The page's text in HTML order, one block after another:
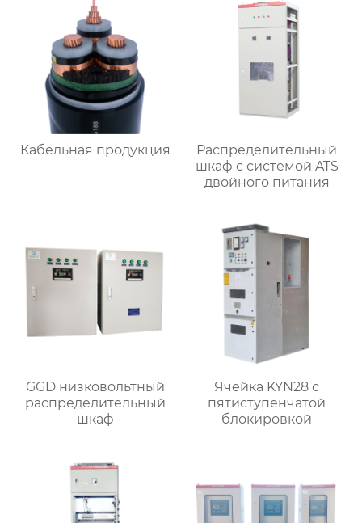
Кабельная продукция
Распределительный
шкаф с системой ATS
двойного питания
GGD низковольтный
распределительный
шкаф
Ячейка KYN28 с
пятиступенчатой
блокировкой